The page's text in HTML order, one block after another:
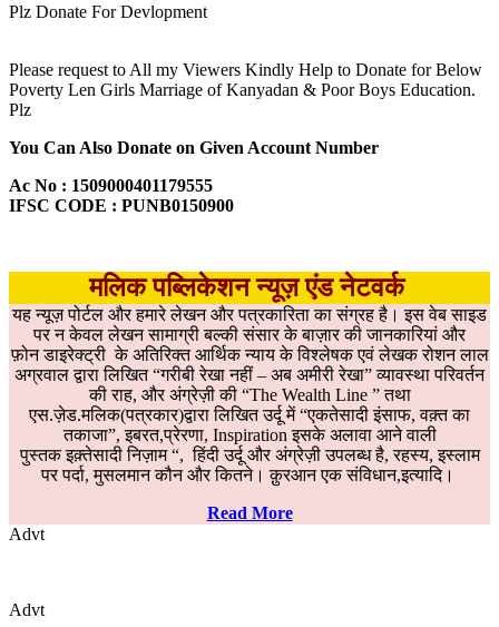
Plz Donate For Devlopment
Please request to All my Viewers Kindly Help to Donate for Below
Poverty Len Girls Marriage of Kanyadan & Poor Boys Education.
Plz
You Can Also Donate on Given Account Number
Ac No : 1509000401179555
IFSC CODE : PUNB0150900
मलिक पब्लिकेशन न्यूज़ एंड नेटवर्क
यह न्यूज़ पोर्टल और हमारे लेखन और पत्रकारिता का संग्रह है। इस वेब साइड
पर न केवल लेखन सामाग्री बल्की संसार के बाज़ार की जानकारियां और
फ़ोन डाइरेक्ट्री के अतिरिक्त आर्थिक न्याय के विश्लेषक एवं लेखक रोशन लाल
अग्रवाल द्वारा लिखित “गरीबी रेखा नहीं – अब अमीरी रेखा” व्यावस्था परिवर्तन
की राह, और अंग्रेज़ी की “The Wealth Line ” तथा
एस.ज़ेड.मलिक(पत्रकार)द्वारा लिखित उर्दू में “एकतेसादी इंसाफ, वक़्त का
तकाजा”, इबरत,प्रेरणा, Inspiration इसके अलावा आने वाली
पुस्तक इक़्तेसादी निज़ाम “, हिंदी उर्दू और अंग्रेज़ी उपलब्ध है, रहस्य, इस्लाम
पर पर्दा, मुसलमान कौन और कितने। क़ुरआन एक संविधान,इत्यादि।
Read More
Advt
Advt